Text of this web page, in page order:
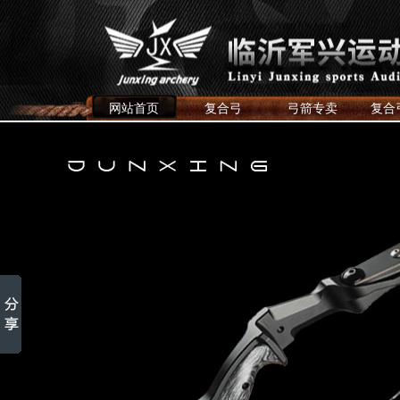
网站首页 复合弓 弓箭专卖 复合